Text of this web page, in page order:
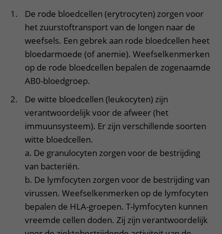
De rode bloedcellen (erytrocyten) zorgen voor
het zuurstoftransport van de longen naar de
weefsels. Een gebrek aan rode bloedcellen heet
bloedarmoede (of anemie). Weefselkenmerken
op de rode bloedcellen bepalen de zogenaamde
AB0-bloedgroep.
De witte bloedcellen (leukocyten) zijn
verantwoordelijk voor de afweer (het
immuunsysteem). Er zijn verschillende soorten
witte bloedcellen.
a. De granulocyten zorgen voor de bestrijding
van bacteriën.
b. De lymfocyten zorgen voor de bestrijding van
virussen. Weefselkenmerken op de lymfocyten
bepalen de HLA-groepen. T-lymfocyten kunnen
vreemde cellen doden. Zij zijn verantwoordelijk